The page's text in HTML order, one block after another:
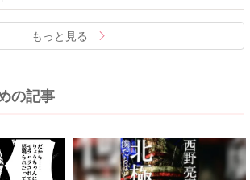
もっと見る
の記事